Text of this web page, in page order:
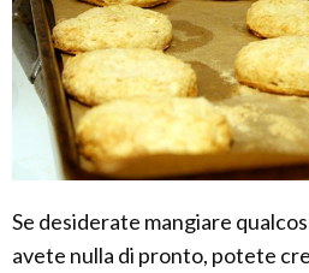
Se desiderate mangiare
avete nulla di pronto, potete